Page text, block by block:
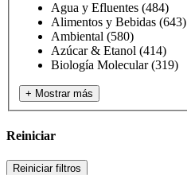
Agua y Efluentes (484)
Alimentos y Bebidas (643)
Ambiental (580)
Azúcar & Etanol (414)
Biología Molecular(319)
+ Mostrar más
Reiniciar
Reiniciar filtros